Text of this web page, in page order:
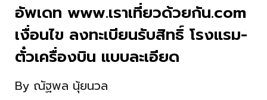
อัพเดท www.เราเที่ยวด้วยกัน.com
เงื่อนไข ลงทะเบียนรับสิทธิ์ โรงแรม-
ตั๋วเครื่องบิน แบบละเอียด
By ณัฐพล นุ้ยนวล